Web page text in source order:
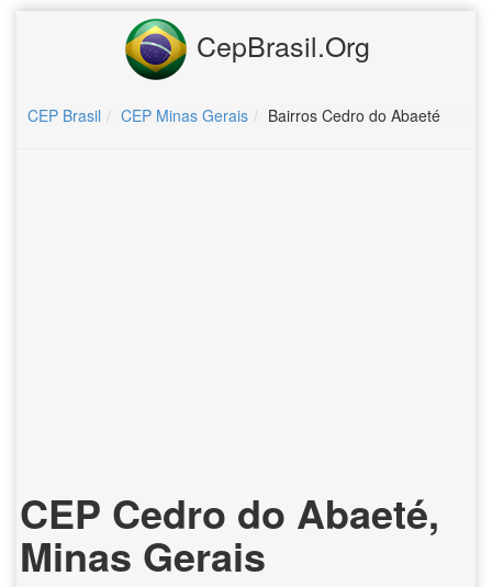
CepBrasil.Org
CEP Brasil CEP Minas Gerais Bairros Cedro do Abaeté
CEP Cedro do Abaeté,
Minas Gerais